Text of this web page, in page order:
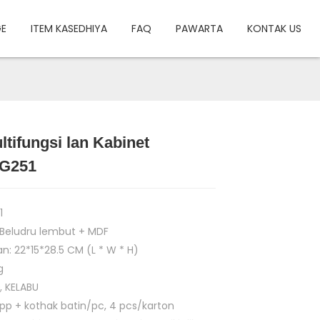
ITEM KASEDHIYA FAQ PAWARTA KONTAK US
lan Kabinet
lembut + MDF
22*15*28.5 CM (L * W * H)
pp + kothak batin/pc, 4 pcs/karton